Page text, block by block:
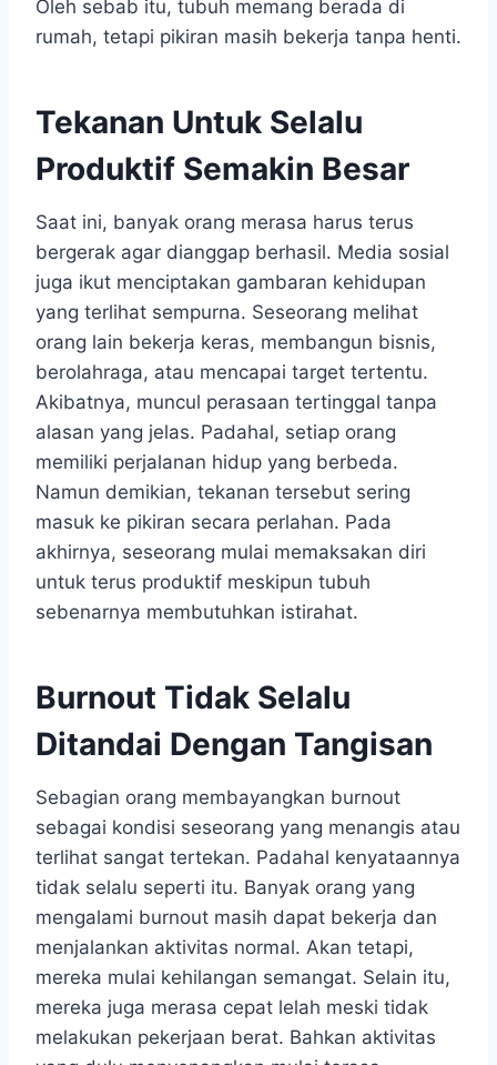
Oleh sebab itu, tubuh memang berada di
rumah, tetapi pikiran masih bekerja tanpa henti.
Tekanan Untuk Selalu
Produktif Semakin Besar
Saat ini, banyak orang merasa harus terus
bergerak agar dianggap berhasil. Media sosial
juga ikut menciptakan gambaran kehidupan
yang terlihat sempurna. Seseorang melihat
orang lain bekerja keras, membangun bisnis,
berolahraga, atau mencapai target tertentu.
Akibatnya, muncul perasaan tertinggal tanpa
alasan yang jelas. Padahal, setiap orang
memiliki perjalanan hidup yang berbeda.
Namun demikian, tekanan tersebut sering
masuk ke pikiran secara perlahan. Pada
akhirnya, seseorang mulai memaksakan diri
untuk terus produktif meskipun tubuh
sebenarnya membutuhkan istirahat.
Burnout Tidak Selalu
Ditandai Dengan Tangisan
Sebagian orang membayangkan burnout
sebagai kondisi seseorang yang menangis atau
terlihat sangat tertekan. Padahal kenyataannya
tidak selalu seperti itu. Banyak orang yang
mengalami burnout masih dapat bekerja dan
menjalankan aktivitas normal. Akan tetapi,
mereka mulai kehilangan semangat. Selain itu,
mereka juga merasa cepat lelah meski tidak
melakukan pekerjaan berat. Bahkan aktivitas